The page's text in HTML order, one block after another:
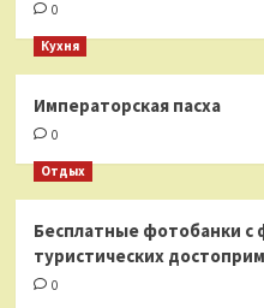
0
Кухня
Императорская пасха
0
Отдых
Бесплатные фотобанки с
туристических
0